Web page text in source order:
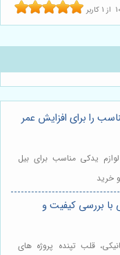
10 از 1 کاربر
را برای افزایش عمر
یدکی مناسب برای بیل
خرید
با بررسی کیفیت و
قلب تپنده پروژه های